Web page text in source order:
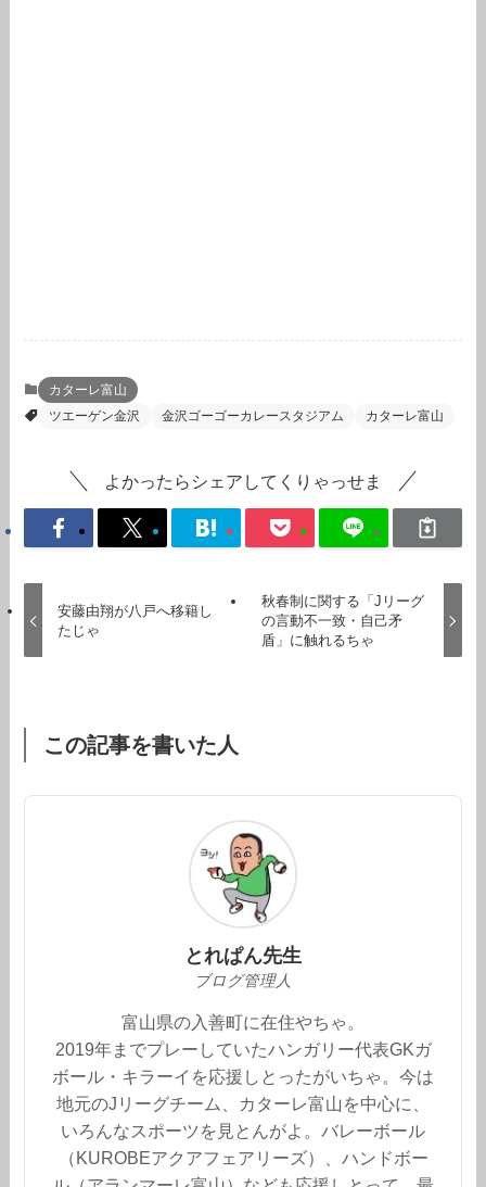
カターレ富山
ツエーゲン金沢
金沢ゴーゴーカレースタジアム カターレ富山
よかったらシェアしてくりゃっせま
安藤由翔が八戸へ移籍し
たじゃ
秋春制に関する「Jリーグ
の言動不一致・自己矛
盾」に触れるちゃ
この記事を書いた人
とれぱん先生
ブログ管理人
富山県の入善町に在住やちゃ。
2019年までプレーしていたハンガリー代表GKガ
ボール・キラーイを応援しとったがいちゃ。今は
地元のJリーグチーム、カターレ富山を中心に、
いろんなスポーツを見とんがよ。バレーボール
（KUROBEアクアフェアリーズ）、ハンドボー